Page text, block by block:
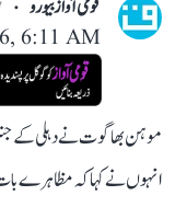
قومی آواز بیورو
6:11 AM
موہن بھاگوت نے دہلی کے
انہوں نے کہا کہ مظاہرے